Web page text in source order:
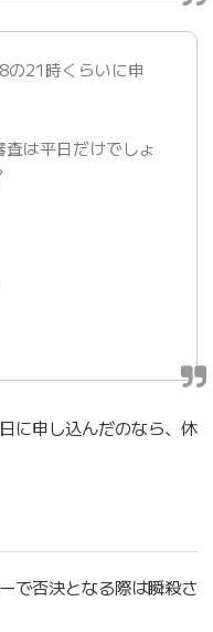
21時くらいに申
は平日だけでしょ
に申し込んだのなら、休
で否決となる際は瞬殺さ